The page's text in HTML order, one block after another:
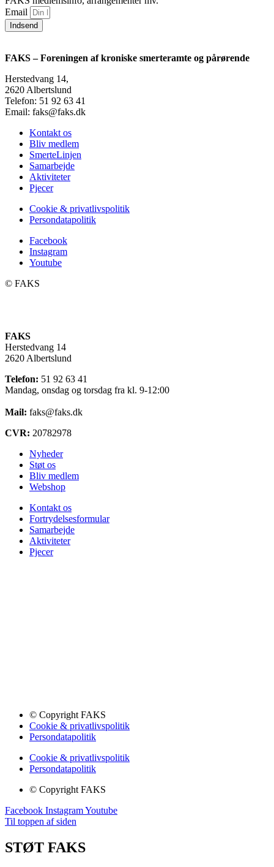
Email
Indsend
FAKS – Foreningen af kroniske smerteramte og pårørende
Herstedvang 14,
2620 Albertslund
Telefon: 51 92 63 41
Email: faks@faks.dk
Kontakt os
Bliv medlem
SmerteLinjen
Samarbejde
Aktiviteter
Pjecer
Cookie & privatlivspolitik
Persondatapolitik
Facebook
Instagram
Youtube
©️ FAKS
FAKS
Herstedvang 14
2620 Albertslund
Telefon: 51 92 63 41
Mandag, onsdag og torsdag fra kl. 9-12:00
Mail: faks@faks.dk
CVR: 20782978
Nyheder
Støt os
Bliv medlem
Webshop
Kontakt os
Fortrydelsesformular
Samarbejde
Aktiviteter
Pjecer
© Copyright FAKS
Cookie & privatlivspolitik
Persondatapolitik
Cookie & privatlivspolitik
Persondatapolitik
© Copyright FAKS
Facebook InstagramYoutube
Til toppen af siden
STØT FAKS